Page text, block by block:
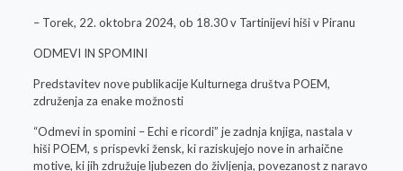
– Torek, 22. oktobra 2024, ob 18.30 v Tartinijevi hiši v Piranu
ODMEVI IN SPOMINI
Predstavitev nove publikacije Kulturnega društva POEM,
združenja za enake možnosti
“Odmevi in spomini – Echi e ricordi” je zadnja knjiga, nastala v
hiši POEM, s prispevki žensk, ki raziskujejo nove in arhaične
motive, ki jih združuje ljubezen do življenja, povezanost z naravo